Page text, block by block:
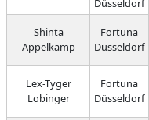
Düsseldorf
Shinta
Appelkamp
Fortuna
Düsseldorf
Lex-Tyger
Lobinger
Fortuna
Düsseldorf